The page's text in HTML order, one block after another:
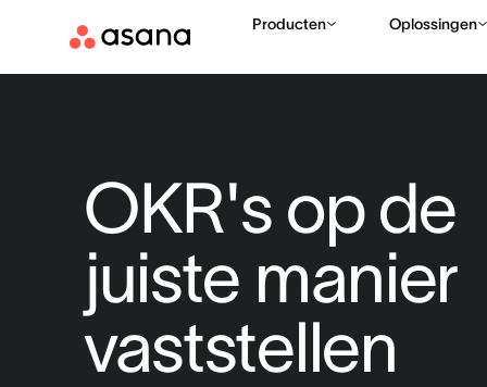
Producten Oplossingen
OKR's op de
juiste manier
vaststellen